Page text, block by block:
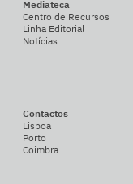
Mediateca
Centro de Recursos
Linha Editorial
Notícias
Contactos
Lisboa
Porto
Coimbra